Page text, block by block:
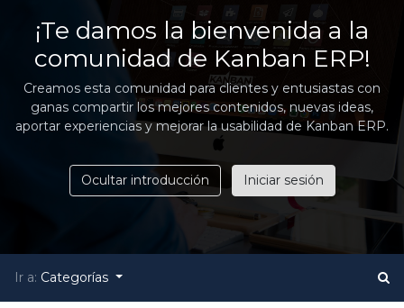
¡Te damos la bienvenida a la
comunidad de Kanban ERP!
Creamos esta comunidad para clientes y entusiastas con
ganas compartir los mejores contenidos, nuevas ideas,
aportar experiencias y mejorar la usabilidad de Kanban ERP.
Ocultar introducción Iniciar sesión
Ir a: Categorías